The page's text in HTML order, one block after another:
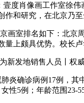
壹度肖像画工作室徐
作和研究，在北京乃至
画室排名如下：北
量上颇具优势。校长
新发地销售人员丨权
炎确诊病例17例，
性5例；年龄范围23-